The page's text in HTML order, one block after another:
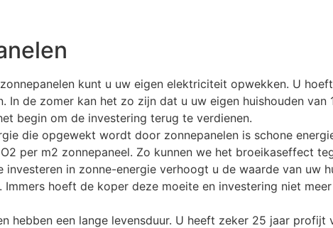
kunt u uw eigen elektriciteit opwekken. U
In de zomer kan het zo zijn dat u uw eigen huishouden
begin om de investering terug te verdienen.
die opgewekt wordt door zonnepanelen is schone
per m2 zonnepaneel. Zo kunnen we het broeikaseffect
investeren in zonne-energie verhoogt u de waarde van uw
Immers hoeft de koper deze moeite en investering niet
hebben een lange levensduur. U heeft zeker 25 jaar profijt